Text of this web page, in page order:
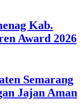
Kab.
Award 2026
Semarang
Jajan Aman